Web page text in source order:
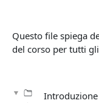
Questo file spiega
del corso per tutti